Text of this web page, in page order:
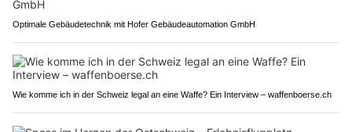
Optimale Gebäudetechnik mit Hofer Gebäudeautomation GmbH
Wie komme ich in der Schweiz legal an eine Waffe? Ein Interview – waffenboerse.ch